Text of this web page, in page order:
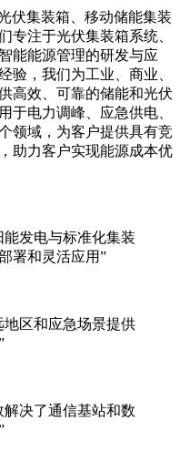
伏集装箱、移动储能集装
专注于光伏集装箱系统、
能能源管理的研发与应
验，我们为工业、商业、
高效、可靠的储能和光伏
于电力调峰、应急供电、
领域，为客户提供具有竞
助力客户实现能源成本优
发电与标准化集装
署和灵活应用”
区和应急场景提供
决了通信基站和数